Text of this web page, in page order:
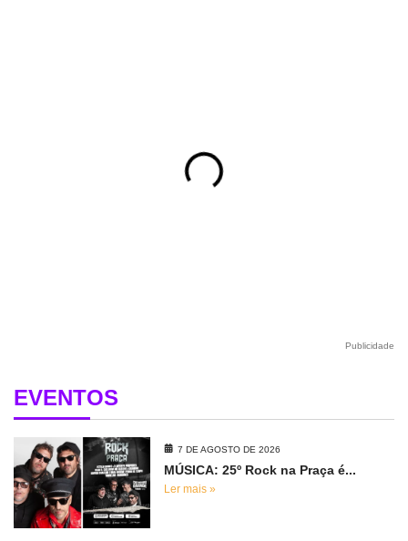
Publicidade
EVENTOS
7 DE AGOSTO DE 2026
MÚSICA: 25º Rock na Praça é...
Ler mais »